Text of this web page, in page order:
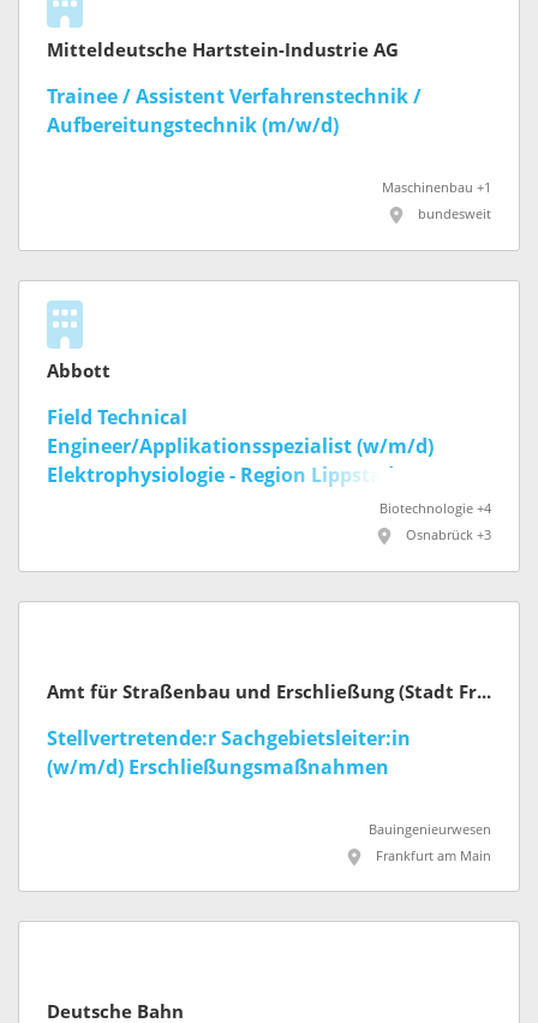
Mitteldeutsche Hartstein-Industrie AG
Trainee / Assistent Verfahrenstechnik /
Aufbereitungstechnik (m/w/d)
Maschinenbau +1
bundesweit
Abbott
Field Technical
Engineer/Applikationsspezialist (w/m/d)
Elektrophysiologie - Region Lippstadt / Hamm
Biotechnologie +4
Osnabrück +3
Amt für Straßenbau und Erschließung (Stadt Frankfurt am Main)
Stellvertretende:r Sachgebietsleiter:in
(w/m/d) Erschließungsmaßnahmen
Bauingenieurwesen
Frankfurt am Main
Deutsche Bahn